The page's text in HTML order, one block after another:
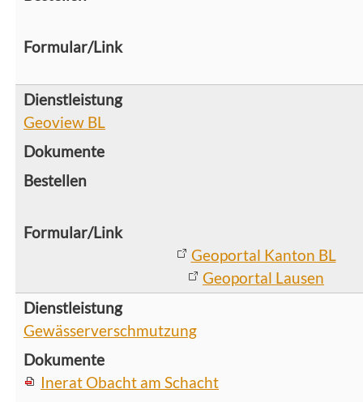
Geoview BL
Geoportal Kanton BL
Geoportal Lausen
Gewässerverschmutzung
Inerat Obacht am Schacht